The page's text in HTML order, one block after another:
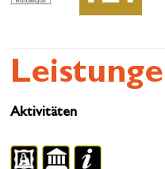
Aktivitäten